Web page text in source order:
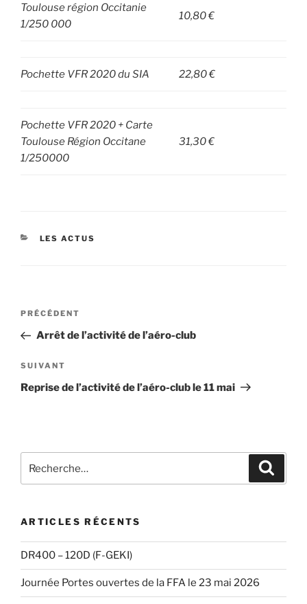
Toulouse région Occitanie
1/250 000
10,80 €
Pochette VFR 2020 du SIA 22,80 €
Pochette VFR 2020 + Carte
Toulouse Région Occitane
1/250000
31,30 €
CATÉGORIES
LES ACTUS
Navigation
l’article
Article
précédent
PRÉCÉDENT
Arrêt de l’activité de l’aéro-club
Article
suivant
SUIVANT
Reprise de l’activité de l’aéro-club le 11 mai
pour
ARTICLES RÉCENTS
DR400 – 120D (F-GEKI)
Journée Portes ouvertes de la FFA le 23 mai 2026